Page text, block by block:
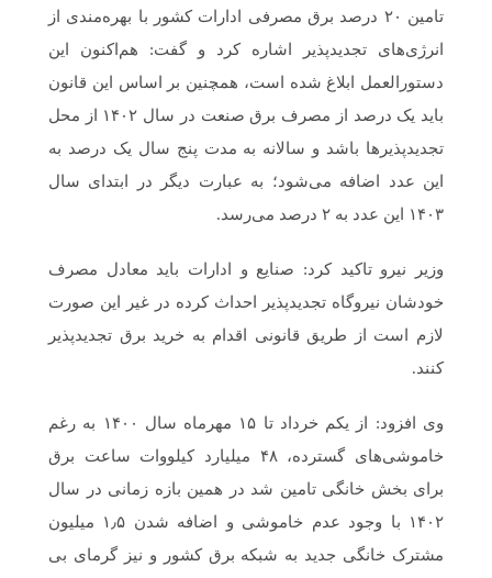
تامین ۲۰ درصد برق مصرفی ادارات کشور با بهره‌مندی از
انرژی‌های تجدیدپذیر اشاره کرد و گفت: هم‌اکنون این
دستورالعمل ابلاغ شده است، همچنین بر اساس این قانون
باید یک درصد از مصرف برق صنعت در سال ۱۴۰۲ از محل
تجدیدپذیرها باشد و سالانه به مدت پنج سال یک درصد به
این عدد اضافه می‌شود؛ به عبارت دیگر در ابتدای سال
۱۴۰۳ این عدد به ۲ درصد می‌رسد.
وزیر نیرو تاکید کرد: صنایع و ادارات باید معادل مصرف
خودشان نیروگاه تجدیدپذیر احداث کرده در غیر این صورت
لازم است از طریق قانونی اقدام به خرید برق تجدیدپذیر
کنند.
وی افزود: از یکم خرداد تا ۱۵ مهرماه سال ۱۴۰۰ به رغم
خاموشی‌های گسترده، ۴۸ میلیارد کیلووات ساعت برق
برای بخش خانگی تامین شد در همین بازه زمانی در سال
۱۴۰۲ با وجود عدم خاموشی و اضافه شدن ۱٫۵ میلیون
مشترک خانگی جدید به شبکه برق کشور و نیز گرمای بی